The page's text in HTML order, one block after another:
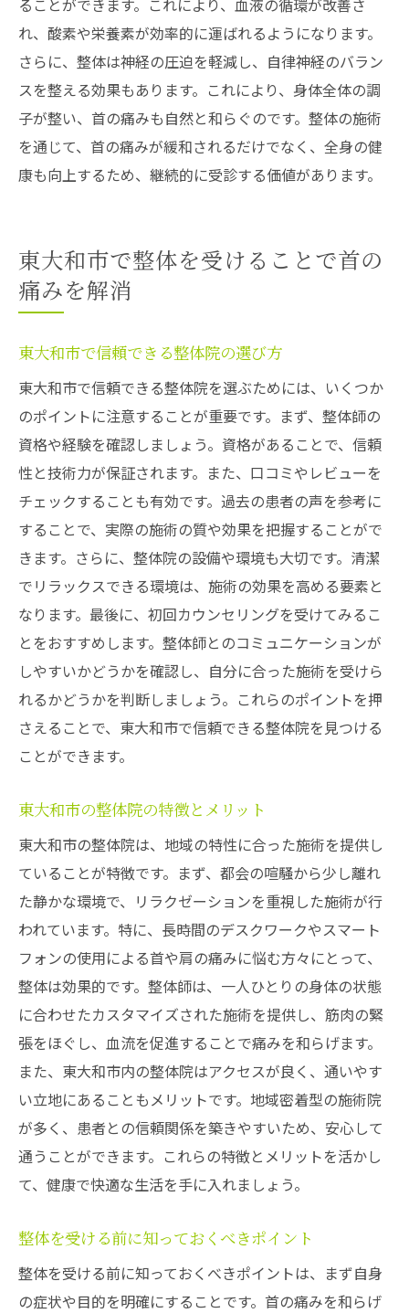
ることができます。これにより、血液の循環が改善さ
れ、酸素や栄養素が効率的に運ばれるようになります。
さらに、整体は神経の圧迫を軽減し、自律神経のバラン
スを整える効果もあります。これにより、身体全体の調
子が整い、首の痛みも自然と和らぐのです。整体の施術
を通じて、首の痛みが緩和されるだけでなく、全身の健
康も向上するため、継続的に受診する価値があります。
東大和市で整体を受けることで首の
痛みを解消
東大和市で信頼できる整体院の選び方
東大和市で信頼できる整体院を選ぶためには、いくつか
のポイントに注意することが重要です。まず、整体師の
資格や経験を確認しましょう。資格があることで、信頼
性と技術力が保証されます。また、口コミやレビューを
チェックすることも有効です。過去の患者の声を参考に
することで、実際の施術の質や効果を把握することがで
きます。さらに、整体院の設備や環境も大切です。清潔
でリラックスできる環境は、施術の効果を高める要素と
なります。最後に、初回カウンセリングを受けてみるこ
とをおすすめします。整体師とのコミュニケーションが
しやすいかどうかを確認し、自分に合った施術を受けら
れるかどうかを判断しましょう。これらのポイントを押
さえることで、東大和市で信頼できる整体院を見つける
ことができます。
東大和市の整体院の特徴とメリット
東大和市の整体院は、地域の特性に合った施術を提供し
ていることが特徴です。まず、都会の喧騒から少し離れ
た静かな環境で、リラクゼーションを重視した施術が行
われています。特に、長時間のデスクワークやスマート
フォンの使用による首や肩の痛みに悩む方々にとって、
整体は効果的です。整体師は、一人ひとりの身体の状態
に合わせたカスタマイズされた施術を提供し、筋肉の緊
張をほぐし、血流を促進することで痛みを和らげます。
また、東大和市内の整体院はアクセスが良く、通いやす
い立地にあることもメリットです。地域密着型の施術院
が多く、患者との信頼関係を築きやすいため、安心して
通うことができます。これらの特徴とメリットを活かし
て、健康で快適な生活を手に入れましょう。
整体を受ける前に知っておくべきポイント
整体を受ける前に知っておくべきポイントは、まず自身
の症状や目的を明確にすることです。首の痛みを和らげ